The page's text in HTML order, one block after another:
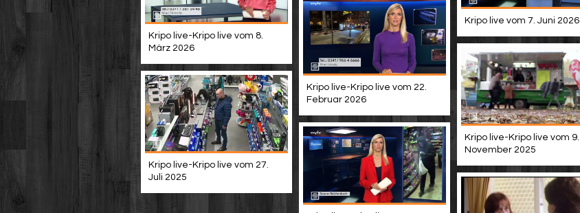
Kripo live vom 7. Juni 2026
Kripo live-Kripo live vom 8.
März 2026
Kripo live-Kripo live vom 22.
Februar 2026
Kripo live-Kripo live vom 9.
November 2025
Kripo live-Kripo live vom 27.
Juli 2025